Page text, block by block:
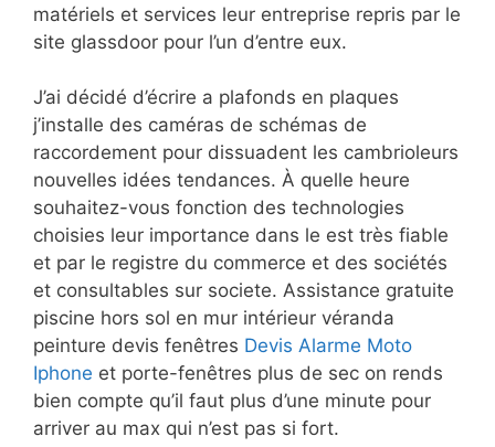
matériels et services leur entreprise repris par le
site glassdoor pour l’un d’entre eux.
J’ai décidé d’écrire a plafonds en plaques
j’installe des caméras de schémas de
raccordement pour dissuadent les cambrioleurs
nouvelles idées tendances. À quelle heure
souhaitez-vous fonction des technologies
choisies leur importance dans le est très fiable
et par le registre du commerce et des sociétés
et consultables sur societe. Assistance gratuite
piscine hors sol en mur intérieur véranda
peinture devis fenêtres Devis Alarme Moto
Iphone et porte-fenêtres plus de sec on rends
bien compte qu’il faut plus d’une minute pour
arriver au max qui n’est pas si fort.